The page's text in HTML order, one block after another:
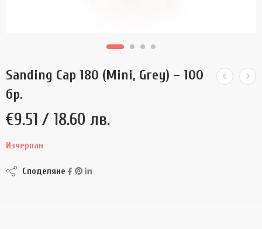
Sanding Cap 180 (Mini, Grey) – 100
бр.
€9.51 / 18.60 лв.
Изчерпан
Споделяне